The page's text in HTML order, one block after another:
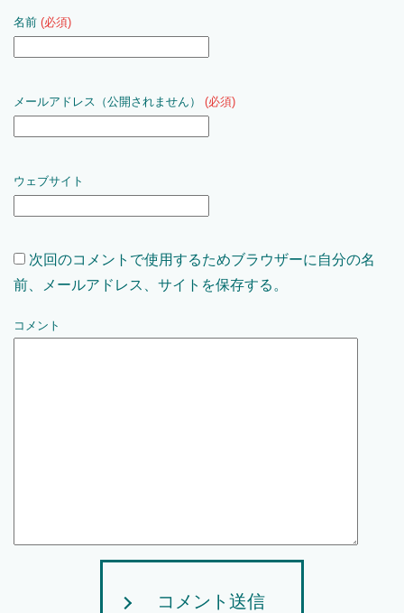
名前 (必須)
メールアドレス（公開されません） (必須)
ウェブサイト
次回のコメントで使用するためブラウザーに自分の名
前、メールアドレス、サイトを保存する。
コメント
コメント送信